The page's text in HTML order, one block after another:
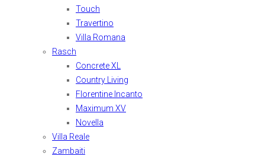
Touch
Travertino
Villa Romana
Rasch
Concrete XL
Country Living
Florentine Incanto
Maximum XV
Novella
Villa Reale
Zambaiti